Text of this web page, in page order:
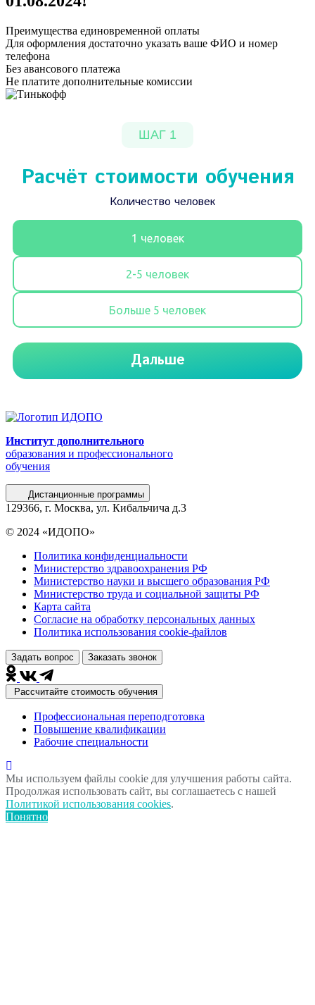
Преимущества единовременной оплаты
Для оформления достаточно указать ваше ФИО и номер
телефона
Без авансового платежа
Не платите дополнительные комиссии
Институт дополнительного
образования и профессионального
обучения
Дистанционные программы
129366, г. Москва, ул. Кибальчича д.3
© 2024 «ИДОПО»
Политика конфиденциальности
Министерство здравоохранения РФ
Министерство науки и высшего образования РФ
Министерство труда и социальной защиты РФ
Карта сайта
Согласие на обработку персональных данных
Политика использования сookie-файлов
Задать вопрос Заказать звонок
Рассчитайте стоимость обучения
Профессиональная переподготовка
Повышение квалификации
Рабочие специальности
Мы используем файлы cookie для улучшения работы сайта.
Продолжая использовать сайт, вы соглашаетесь с нашей
Политикой использования cookies.
Понятно